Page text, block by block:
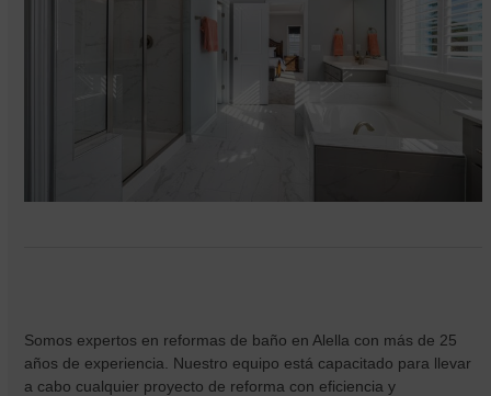
Somos expertos en reformas de baño en Alella con más de 25
años de experiencia. Nuestro equipo está capacitado para llevar
a cabo cualquier proyecto de reforma con eficiencia y